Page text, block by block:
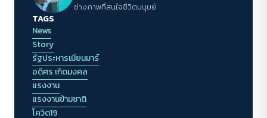
ช่างภาพที่สนใจชีวิตมนุษย์
TAGS
News
Story
รัฐประหารเมียนมาร์
อดิศร เกิดมงคล
แรงงาน
แรงงานข้ามชาติ
โควิด19